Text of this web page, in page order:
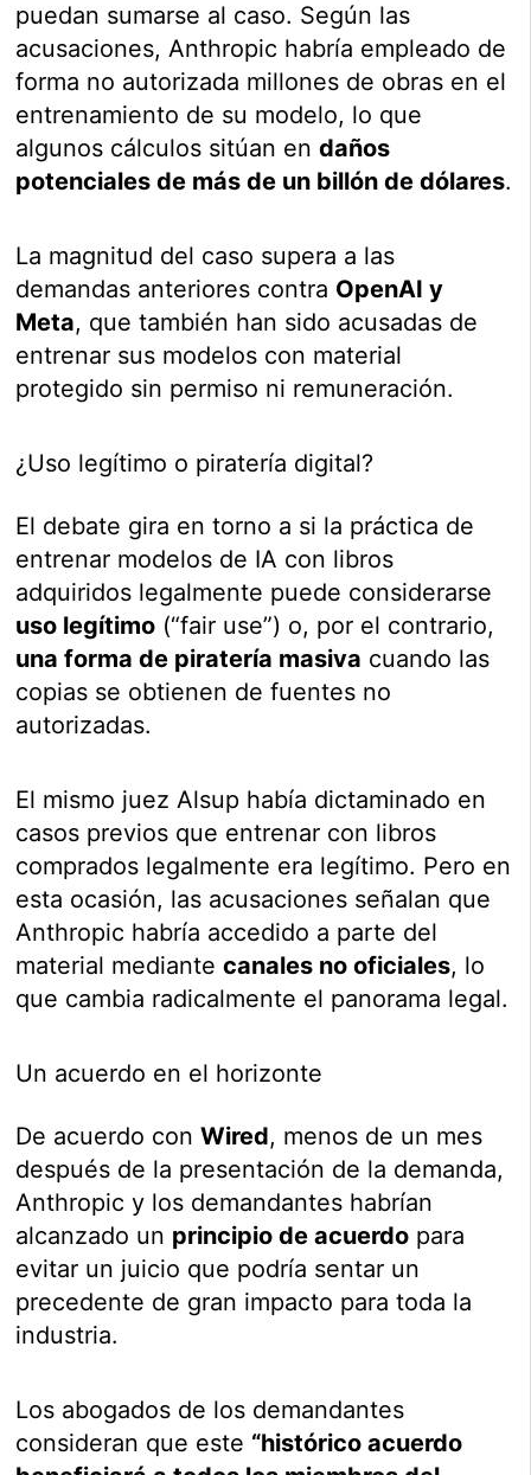
puedan sumarse al caso. Según las
acusaciones, Anthropic habría empleado de
forma no autorizada millones de obras en el
entrenamiento de su modelo, lo que
algunos cálculos sitúan endaños
potenciales de más de un billón de dólares.
La magnitud del caso supera a las
demandas anteriores contra OpenAI y
Meta, que también han sido acusadas de
entrenar sus modelos con material
protegido sin permiso ni remuneración.
¿Uso legítimo o piratería digital?
El debate gira en torno a si la práctica de
entrenar modelos de IA con libros
adquiridos legalmente puede considerarse
uso legítimo (“fair use”) o, por el contrario,
una forma de piratería masiva cuando las
copias se obtienen de fuentes no
autorizadas.
El mismo juez Alsup había dictaminado en
casos previos que entrenar con libros
comprados legalmente era legítimo. Pero en
esta ocasión, las acusaciones señalan que
Anthropic habría accedido a parte del
material mediantecanales no oficiales, lo
que cambia radicalmente el panorama legal.
Un acuerdo en el horizonte
De acuerdo conWired, menos de un mes
después de la presentación de la demanda,
Anthropic y los demandantes habrían
alcanzado un principio de acuerdo para
evitar un juicio que podría sentar un
precedente de gran impacto para toda la
industria.
Los abogados de los demandantes
consideran que este “histórico acuerdo